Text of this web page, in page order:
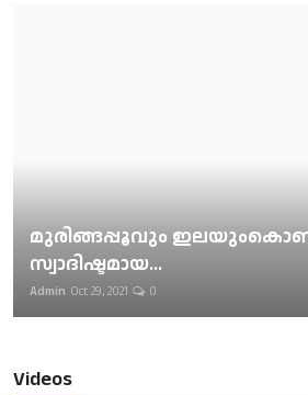
മുരിങ്ങപ്പൂവും ഇലയുംകൊണ്ട്
സ്വാദിഷ്ടമായ...
Admin Oct 29, 2021 0
Videos